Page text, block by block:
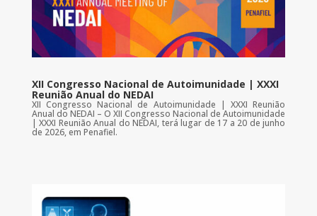
XII Congresso Nacional de Autoimunidade | XXXI
Reunião Anual do NEDAI
XII Congresso Nacional de Autoimunidade | XXXI Reunião
Anual do NEDAI – O XII Congresso Nacional de Autoimunidade
| XXXI Reunião Anual do NEDAI, terá lugar de 17 a 20 de junho
de 2026, em Penafiel.